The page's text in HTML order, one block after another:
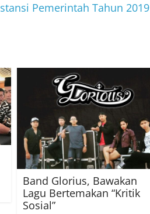
Pemerintah Tahun 2019
Band Glorius, Bawakan
Lagu Bertemakan “Kritik
Sosial”